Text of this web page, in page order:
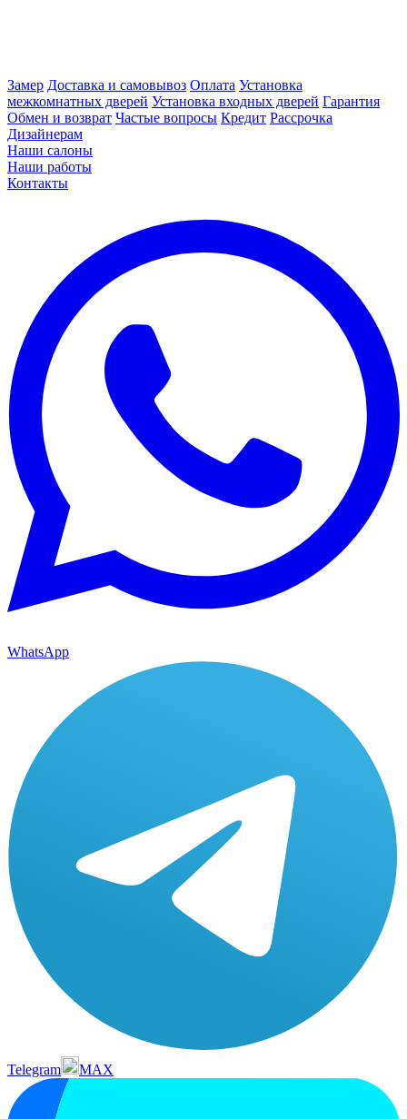
Замер Доставка и самовывоз Оплата Установка
межкомнатных дверей Установка входных дверей Гарантия
Обмен и возврат Частые вопросы Кредит Рассрочка
Дизайнерам
Наши салоны
Наши работы
Контакты
WhatsApp
Telegram MAX